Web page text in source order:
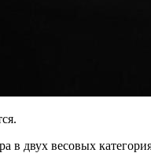
в двух весовых